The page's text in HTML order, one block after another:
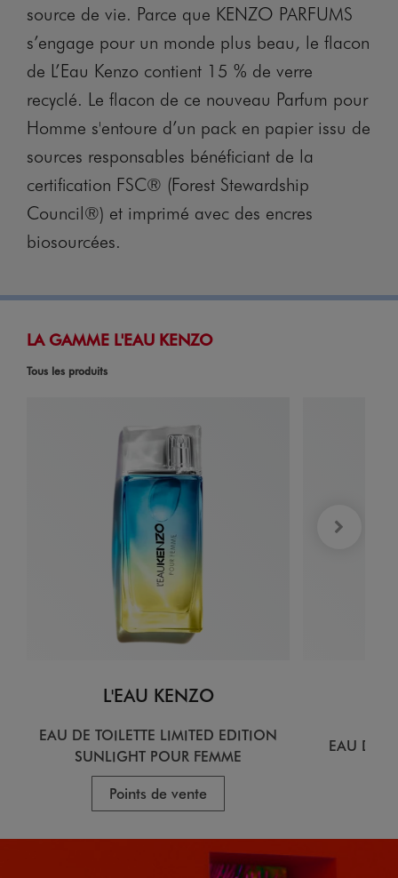
source de vie. Parce que KENZO PARFUMS
s’engage pour un monde plus beau, le flacon
de L’Eau Kenzo contient 15 % de verre
recyclé. Le flacon de ce nouveau Parfum pour
Homme s'entoure d’un pack en papier issu de
sources responsables bénéficiant de la
certification FSC® (Forest Stewardship
Council®) et imprimé avec des encres
biosourcées.
LA GAMME L'EAU KENZO
Tous les produits
L'EAU KENZO
EAU DE TOILETTE LIMITED EDITION
SUNLIGHT POUR FEMME
Points de vente
EAU DE